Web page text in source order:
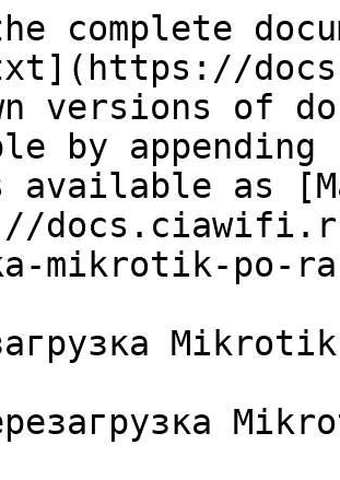
complete
versions of
by
available as
mikrotik-po-